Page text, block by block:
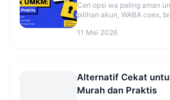
Cari opsi wa paling aman
pilihan akun, WABA coex,
11 Mei 2026
Alternatif Cekat
Murah dan Praktis